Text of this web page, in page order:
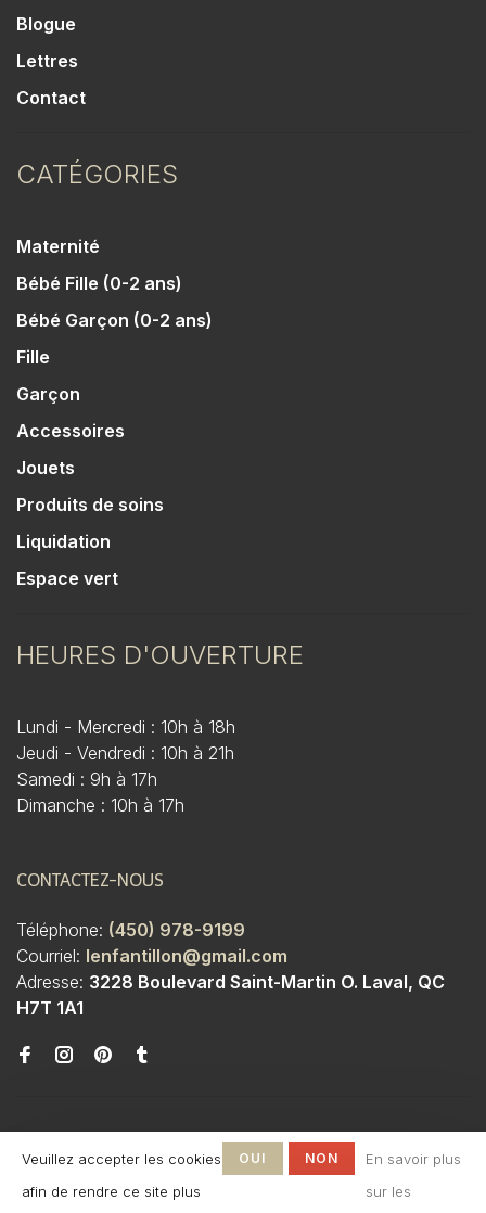
Blogue
Lettres
Contact
CATÉGORIES
Maternité
Bébé Fille (0-2 ans)
Bébé Garçon (0-2 ans)
Fille
Garçon
Accessoires
Jouets
Produits de soins
Liquidation
Espace vert
HEURES D'OUVERTURE
Lundi - Mercredi : 10h à 18h
Jeudi - Vendredi : 10h à 21h
Samedi : 9h à 17h
Dimanche : 10h à 17h
CONTACTEZ-NOUS
Téléphone: (450) 978-9199
Courriel: lenfantillon@gmail.com
Adresse: 3228 Boulevard Saint-Martin O. Laval, QC
H7T 1A1
© Copyright 2026 Boutique
Veuillez accepter les cookies
afin de rendre ce site plus
OUI NON
En savoir plus
sur les